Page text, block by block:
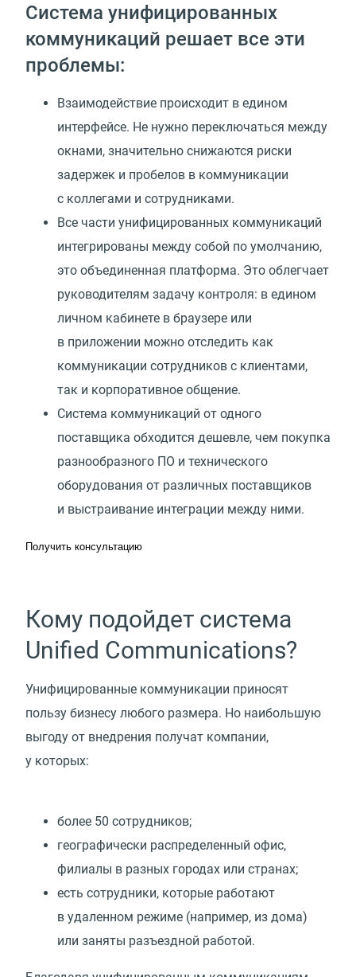
Система унифицированных
коммуникаций решает все эти
проблемы:
Взаимодействие происходит в едином
интерфейсе. Не нужно переключаться между
окнами, значительно снижаются риски
задержек и пробелов в коммуникации
с коллегами и сотрудниками.
Все части унифицированных коммуникаций
интегрированы между собой по умолчанию,
это объединенная платформа. Это облегчает
руководителям задачу контроля: в едином
личном кабинете в браузере или
в приложении можно отследить как
коммуникации сотрудников с клиентами,
так и корпоративное общение.
Система коммуникаций от одного
поставщика обходится дешевле, чем покупка
разнообразного ПО и технического
оборудования от различных поставщиков
и выстраивание интеграции между ними.
Получить консультацию
Кому подойдет система
Unified Communications?
Унифицированные коммуникации приносят
пользу бизнесу любого размера. Но наибольшую
выгоду от внедрения получат компании,
у которых:
более 50 сотрудников;
географически распределенный офис,
филиалы в разных городах или странах;
есть сотрудники, которые работают
в удаленном режиме (например, из дома)
или заняты разъездной работой.